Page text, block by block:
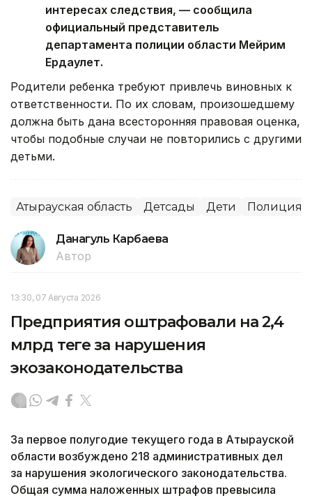
интересах следствия, — сообщила
официальный представитель
департамента полиции области Мейрим
Ердаулет.
Родители ребенка требуют привлечь виновных к
ответственности. По их словам, произошедшему
должна быть дана всесторонняя правовая оценка,
чтобы подобные случаи не повторились с другими
детьми.
Атырауская область Детсады Дети Полиция
Данагуль Карбаева
Автор
13:30, 07 Августа 2026
Предприятия оштрафовали на 2,4
млрд теңге за нарушения
экозаконодательства
За первое полугодие текущего года в Атырауской
области возбуждено 218 административных дел
за нарушения экологического законодательства.
Общая сумма наложенных штрафов превысила